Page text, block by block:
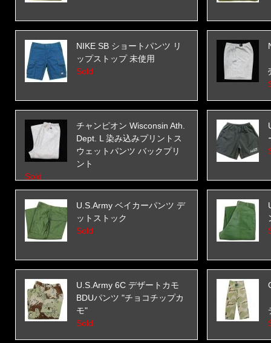
NIKE SB ショートパンツ リ
ップストップ 未使用
Sold
チャンピオン Wisconsin Ath.
Dept. L 染み込みプリントス
ウェットパンツ バックプリ
ント
Sold
U.S.Army ベイカーパンツ デ
ットストック
Sold
U.S.Army 6C デザートカモ
BDUパンツ "チョコチップカ
モ"
Sold